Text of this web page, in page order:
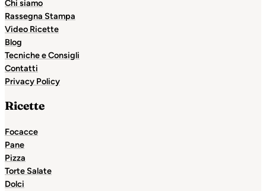
Chi siamo
Rassegna Stampa
Video Ricette
Blog
Tecniche e Consigli
Contatti
Privacy Policy
Ricette
Focacce
Pane
Pizza
Torte Salate
Dolci